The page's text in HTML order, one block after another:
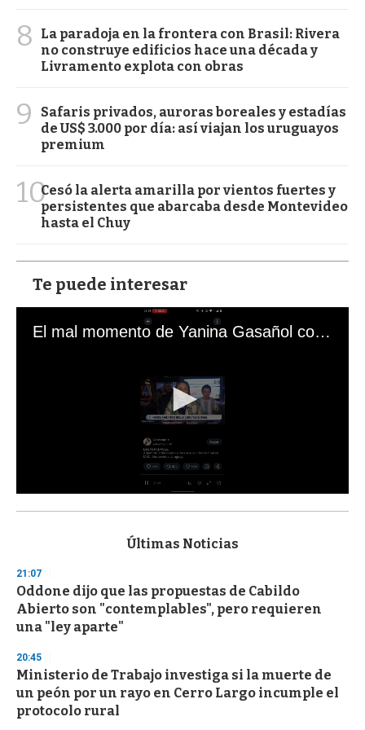
8
La paradoja en la frontera con Brasil: Rivera
no construye edificios hace una década y
Livramento explota con obras
9
Safaris privados, auroras boreales y estadías
de US$ 3.000 por día: así viajan los uruguayos
premium
10Cesó la alerta amarilla por vientos fuertes y
persistentes que abarcaba desde Montevideo
hasta el Chuy
Te puede interesar
El mal momento de Yanina Gasañol con un hincha argentino en "Subrayado"
s
d
s
o
f
3
s
e
c
o
n
d
Últimas Noticias
21:07
Oddone dijo que las propuestas de Cabildo
Abierto son "contemplables", pero requieren
una "ley aparte"
20:45
Ministerio de Trabajo investiga si la muerte de
un peón por un rayo en Cerro Largo incumple el
protocolo rural